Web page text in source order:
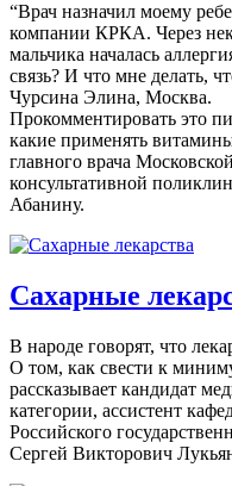
“Врач назначил моему
компании КРКА. Через
мальчика началась
связь? И что мне делать,
Чурсина Элина, Москва.
Прокомментировать это
какие применять
главного врача
консультативной
Абанину.
Сахарные
В народе говорят, что
О том, как свести к
рассказывает кандидат
категории, ассистент
Российского
Сергей Викторович